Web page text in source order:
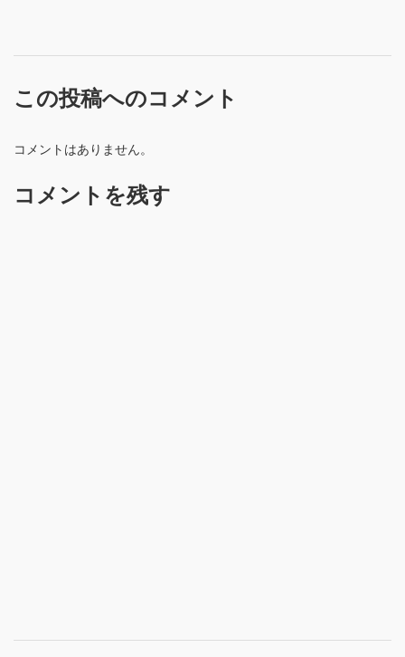
この投稿へのコメント
コメントはありません。
コメントを残す